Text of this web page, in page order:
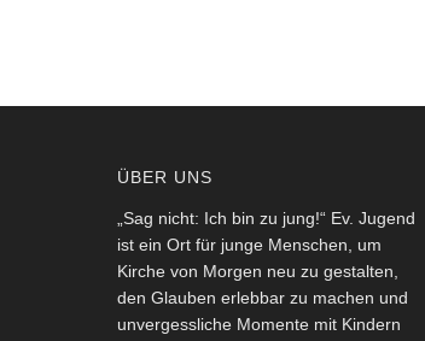
ÜBER UNS
„Sag nicht: Ich bin zu jung!“ Ev. Jugend
ist ein Ort für junge Menschen, um
Kirche von Morgen neu zu gestalten,
den Glauben erlebbar zu machen und
unvergessliche Momente mit Kindern